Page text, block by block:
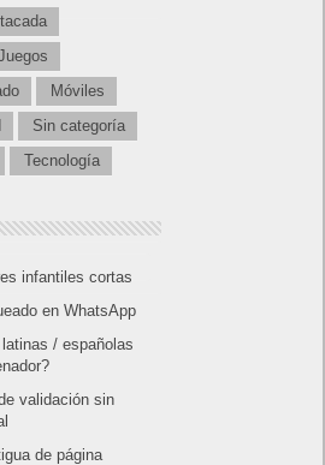
Móviles
Sin categoría
Tecnología
infantiles cortas
en WhatsApp
/ españolas
validación sin
de página